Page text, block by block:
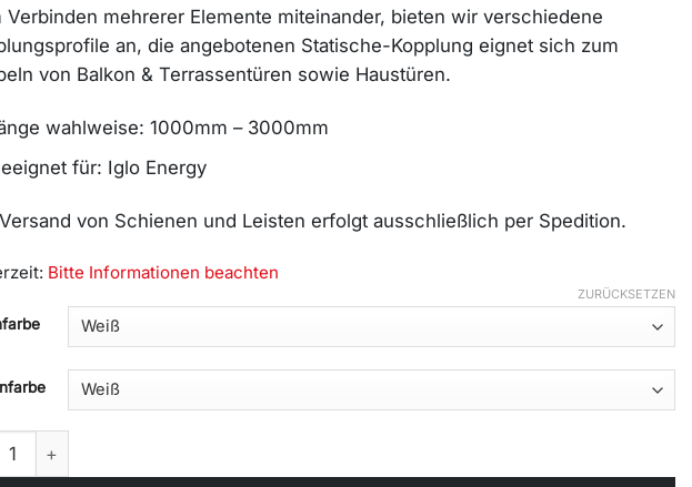
Verbinden mehrerer Elemente miteinander, bieten wir verschiedene
an, die angebotenen Statische-Kopplung eignet sich zum
von Balkon & Terrassentüren sowie Haustüren.
wahlweise: 1000mm – 3000mm
für: Iglo Energy
von Schienen und Leisten erfolgt ausschließlich per Spedition.
Bitte Informationen beachten
ZURÜCKSETZEN
Kopplung (50124x2+250253 -IE) Menge